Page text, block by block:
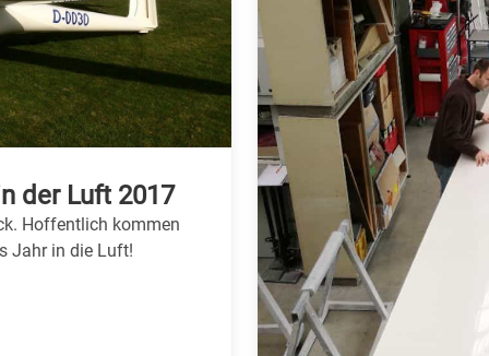
der Luft 2017
Hoffentlich kommen
Jahr in die Luft!